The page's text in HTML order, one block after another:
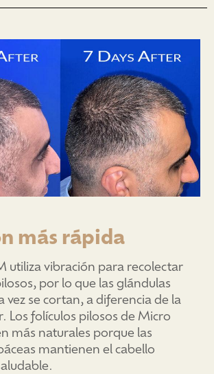
más rápida
utiliza vibración para recolectar
por lo que las glándulas
vez se cortan, a diferencia de la
Los folículos pilosos de Micro
más naturales porque las
mantienen el cabello